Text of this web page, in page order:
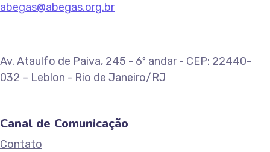
abegas@abegas.org.br
Av. Ataulfo de Paiva, 245 - 6º andar - CEP: 22440-
032 – Leblon - Rio de Janeiro/RJ
Canal de Comunicação
Contato